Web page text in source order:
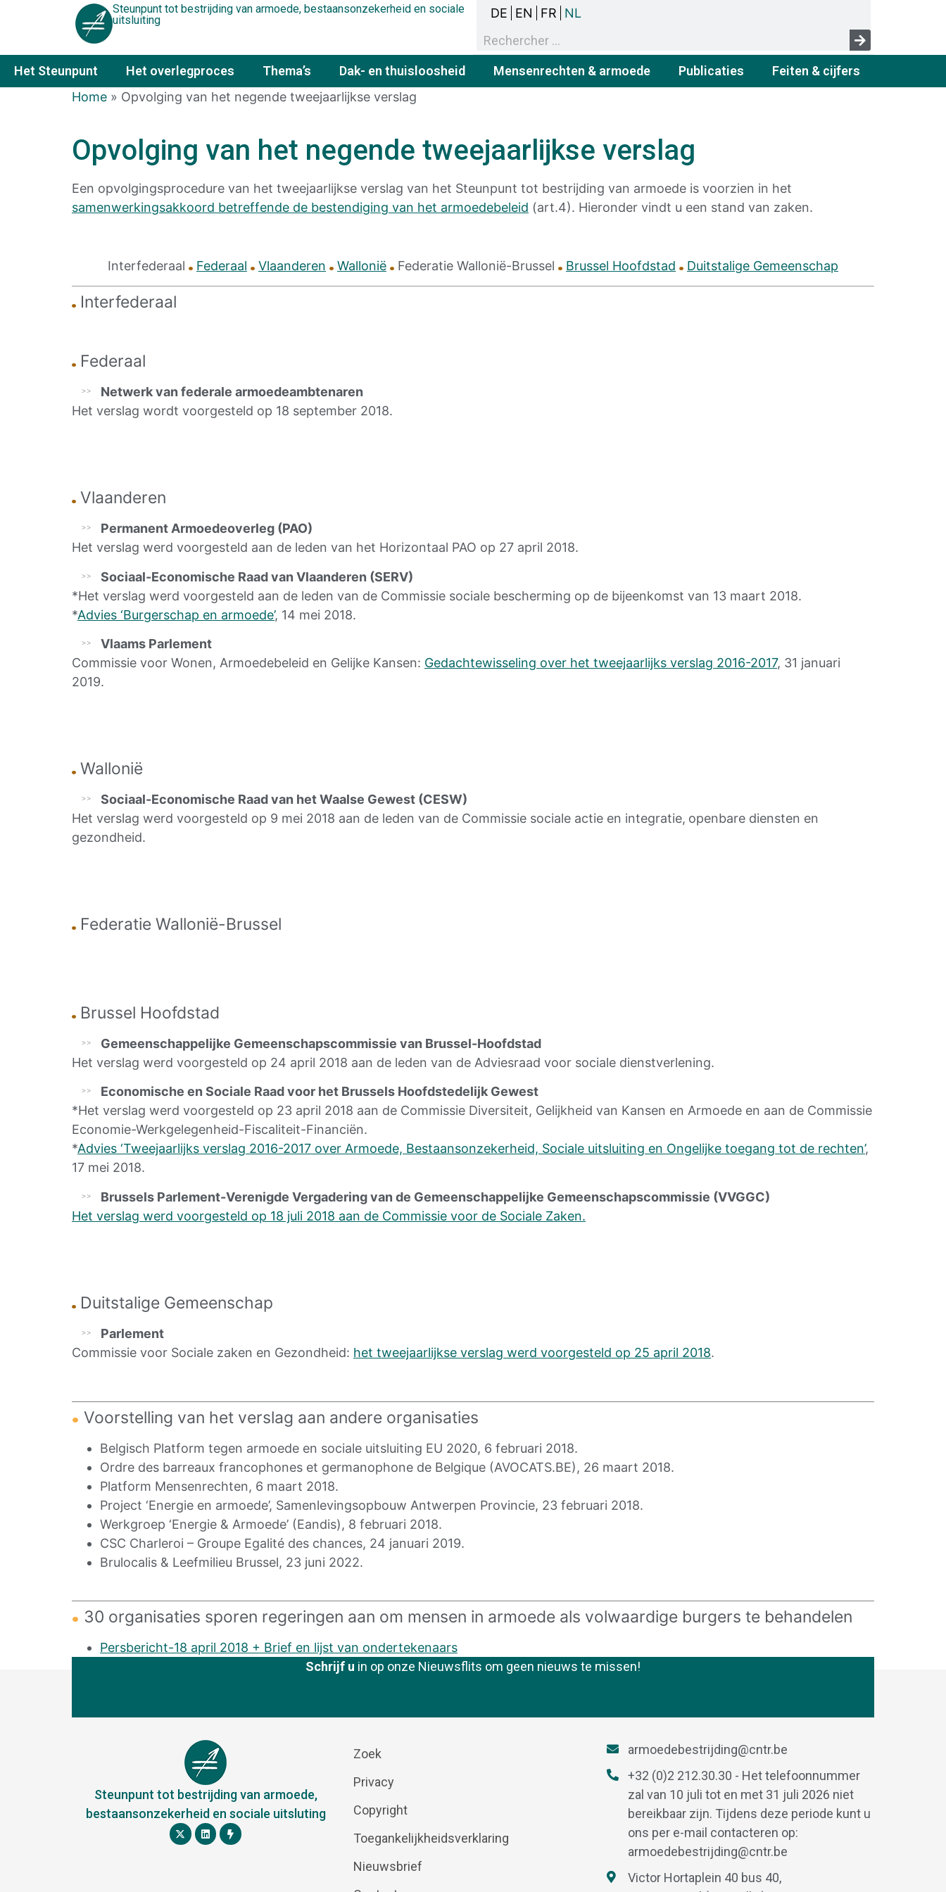
Steunpunt tot bestrijding van armoede, bestaansonzekerheid en sociale
uitsluiting
DE EN FR NL
Het Steunpunt Het overlegproces Thema’s Dak- en thuisloosheid Mensenrechten & armoede Publicaties
Feiten & cijfers
Home » Opvolging van het negende tweejaarlijkse verslag
Opvolging van het negende tweejaarlijkse verslag
Een opvolgingsprocedure van het tweejaarlijkse verslag van het Steunpunt tot bestrijding van armoede is voorzien in het
samenwerkingsakkoord betreffende de bestendiging van het armoedebeleid (art.4). Hieronder vindt u een stand van zaken.
Interfederaal Federaal Vlaanderen Wallonië Federatie Wallonië-Brussel Brussel Hoofdstad Duitstalige Gemeenschap
Interfederaal
Federaal
Netwerk van federale armoedeambtenaren
Het verslag wordt voorgesteld op 18 september 2018.
Vlaanderen
Permanent Armoedeoverleg (PAO)
Het verslag werd voorgesteld aan de leden van het Horizontaal PAO op 27 april 2018.
Sociaal-Economische Raad van Vlaanderen (SERV)
*Het verslag werd voorgesteld aan de leden van de Commissie sociale bescherming op de bijeenkomst van 13 maart 2018.
*Advies ‘Burgerschap en armoede’, 14 mei 2018.
Vlaams Parlement
Commissie voor Wonen, Armoedebeleid en Gelijke Kansen: Gedachtewisseling over het tweejaarlijks verslag 2016-2017, 31 januari
2019.
Wallonië
Sociaal-Economische Raad van het Waalse Gewest (CESW)
Het verslag werd voorgesteld op 9 mei 2018 aan de leden van de Commissie sociale actie en integratie, openbare diensten en
gezondheid.
Federatie Wallonië-Brussel
Brussel Hoofdstad
Gemeenschappelijke Gemeenschapscommissie van Brussel-Hoofdstad
Het verslag werd voorgesteld op 24 april 2018 aan de leden van de Adviesraad voor sociale dienstverlening.
Economische en Sociale Raad voor het Brussels Hoofdstedelijk Gewest
*Het verslag werd voorgesteld op 23 april 2018 aan de Commissie Diversiteit, Gelijkheid van Kansen en Armoede en aan de Commissie
Economie-Werkgelegenheid-Fiscaliteit-Financiën.
*Advies ‘Tweejaarlijks verslag 2016-2017 over Armoede, Bestaansonzekerheid, Sociale uitsluiting en Ongelijke toegang tot de rechten’,
17 mei 2018.
Brussels Parlement-Verenigde Vergadering van de Gemeenschappelijke Gemeenschapscommissie (VVGGC)
Het verslag werd voorgesteld op 18 juli 2018 aan de Commissie voor de Sociale Zaken.
Duitstalige Gemeenschap
Parlement
Commissie voor Sociale zaken en Gezondheid: het tweejaarlijkse verslag werd voorgesteld op 25 april 2018.
Voorstelling van het verslag aan andere organisaties
Belgisch Platform tegen armoede en sociale uitsluiting EU 2020, 6 februari 2018.
Ordre des barreaux francophones et germanophone de Belgique (AVOCATS.BE), 26 maart 2018.
Platform Mensenrechten, 6 maart 2018.
Project ‘Energie en armoede’, Samenlevingsopbouw Antwerpen Provincie, 23 februari 2018.
Werkgroep ‘Energie & Armoede’ (Eandis), 8 februari 2018.
CSC Charleroi – Groupe Egalité des chances, 24 januari 2019.
Brulocalis & Leefmilieu Brussel, 23 juni 2022.
30 organisaties sporen regeringen aan om mensen in armoede als volwaardige burgers te behandelen
Persbericht-18 april 2018 + Brief en lijst van ondertekenaars
Schrijf u in op onze Nieuwsflits om geen nieuws te missen!
Steunpunt tot bestrijding van armoede,
bestaansonzekerheid en sociale uitsluting
Zoek
Privacy
Copyright
Toegankelijkheidsverklaring
Nieuwsbrief
armoedebestrijding@cntr.be
+32 (0)2 212.30.30 - Het telefoonnummer
zal van 10 juli tot en met 31 juli 2026 niet
bereikbaar zijn. Tijdens deze periode kunt u
ons per e-mail contacteren op:
armoedebestrijding@cntr.be
Victor Hortaplein 40 bus 40,